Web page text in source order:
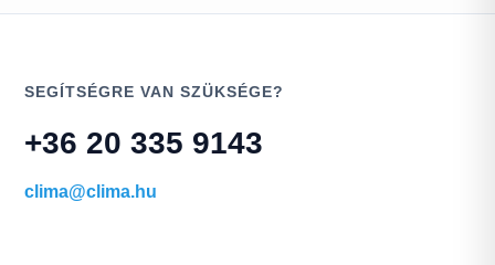
SEGÍTSÉGRE VAN SZÜKSÉGE?
+36 20 335 9143
clima@clima.hu